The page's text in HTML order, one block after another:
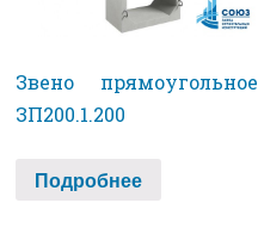
Звено прямоугольное
ЗП200.1.200
Подробнее